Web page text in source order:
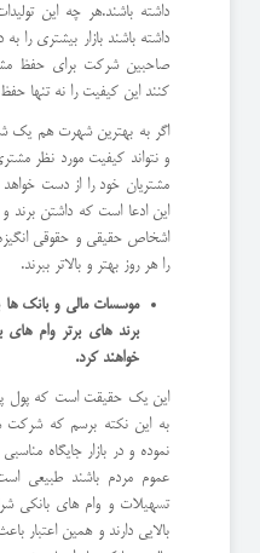
داشته باشند.هر چه این
داشته باشند بازار بیشتری را
صاحبین شرکت برای حفظ
کنند این کیفیت را نه تنها
اگر به بهترین شهرت هم یک
و نتواند کیفیت مورد نظر
مشتریان خود را از دست خواهد
این ادعا است که داشتن برند
اشخاص حقیقی و حقوقی
را هر روز بهتر و بالاتر ببرند.
موسسات مالی و بانک ها
برند های برتر وام های
خواهند کرد.
این یک حقیقت است که پول
به این نکته برسم که شرکت
نموده و در بازار جایگاه
عموم مردم باشند طبیعی
تسهیلات و وام های بانکی
بالایی دارند و همین اعتبار